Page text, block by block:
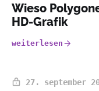
Wieso
HD-Grafik
weiterlesen
27. september